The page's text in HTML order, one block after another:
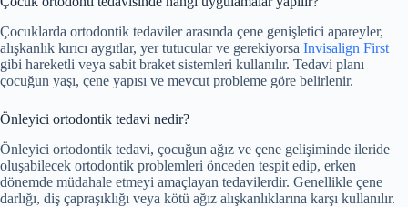
Çocuklarda ortodontik tedaviler arasında çene genişletici apareyler,
alışkanlık kırıcı aygıtlar, yer tutucular ve gerekiyorsa Invisalign First
gibi hareketli veya sabit braket sistemleri kullanılır. Tedavi planı
çocuğun yaşı, çene yapısı ve mevcut probleme göre belirlenir.
Önleyici ortodontik tedavi nedir?
Önleyici ortodontik tedavi, çocuğun ağız ve çene gelişiminde ileride
oluşabilecek ortodontik problemleri önceden tespit edip, erken
dönemde müdahale etmeyi amaçlayan tedavilerdir. Genellikle çene
darlığı, diş çapraşıklığı veya kötü ağız alışkanlıklarına karşı kullanılır.